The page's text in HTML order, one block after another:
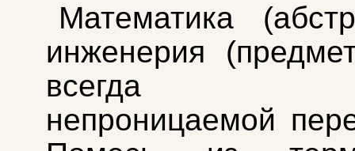
Математика
инженерия
всегда
непроницаемой